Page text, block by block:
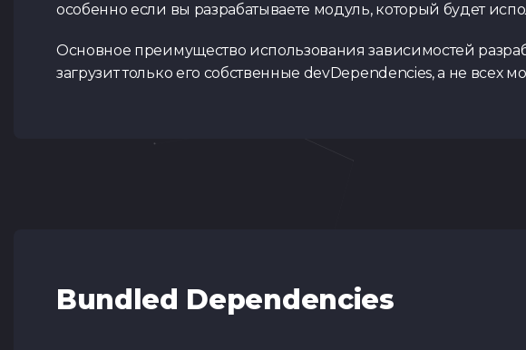
особенно если вы разрабатываете модуль, который будет
Основное преимущество использования зависимостей
загрузит только его собственные devDependencies, а не
Bundled Dependencies